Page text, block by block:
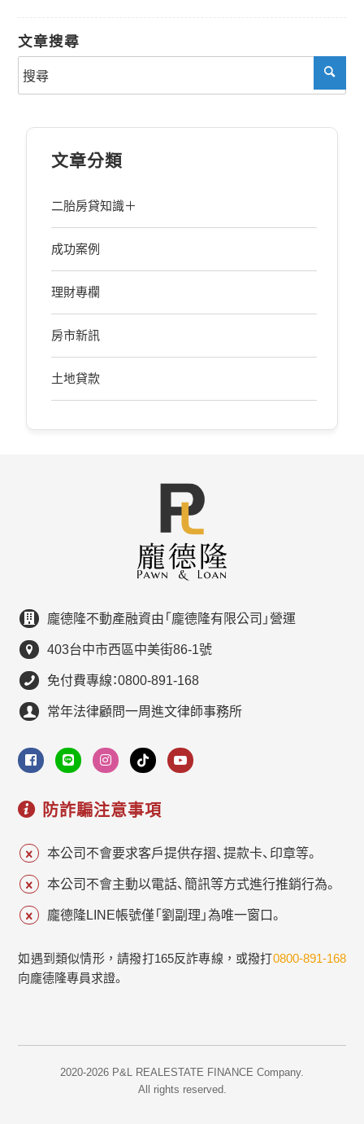
文章搜尋
文章分類
二胎房貸知識＋
成功案例
理財專欄
房市新訊
土地貸款
龐德隆不動產融資由「龐德隆有限公司」營運
403台中市西區中美街86-1號
免付費專線：0800-891-168
常年法律顧問一周進文律師事務所
防詐騙注意事項
本公司不會要求客戶提供存摺、提款卡、印章等。
本公司不會主動以電話、簡訊等方式進行推銷行為。
龐德隆LINE帳號僅「劉副理」為唯一窗口。
如遇到類似情形，請撥打165反詐專線，或撥打0800-891-168
向龐德隆專員求證。
2020-2026 P&L REALESTATE FINANCE Company.
All rights reserved.